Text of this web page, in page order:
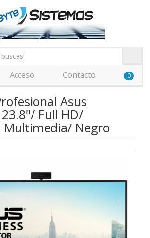
Acceso Contacto 0
Asus
23.8"/ Full HD/
Multimedia/ Negro